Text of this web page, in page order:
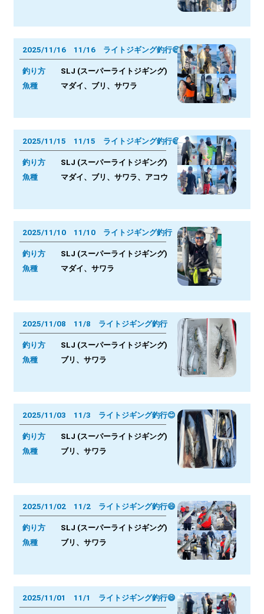
2025/11/16 11/16 ライトジギング釣行😄
釣り方 SLJ (スーパーライトジギング)
魚種 マダイ、ブリ、サワラ
2025/11/15 11/15 ライトジギング釣行😄
釣り方 SLJ (スーパーライトジギング)
魚種 マダイ、ブリ、サワラ、アコウ
2025/11/10 11/10 ライトジギング釣行
釣り方 SLJ (スーパーライトジギング)
魚種 マダイ、サワラ
2025/11/08 11/8 ライトジギング釣行
釣り方 SLJ (スーパーライトジギング)
魚種 ブリ、サワラ
2025/11/03 11/3 ライトジギング釣行😊
釣り方 SLJ (スーパーライトジギング)
魚種 ブリ、サワラ
2025/11/02 11/2 ライトジギング釣行😄
釣り方 SLJ (スーパーライトジギング)
魚種 ブリ、サワラ
2025/11/01 11/1 ライトジギング釣行😄